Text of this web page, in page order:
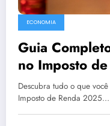
ECONOMIA
Guia
no Imposto
Medo da
Descubra tudo o que
Imposto de Renda